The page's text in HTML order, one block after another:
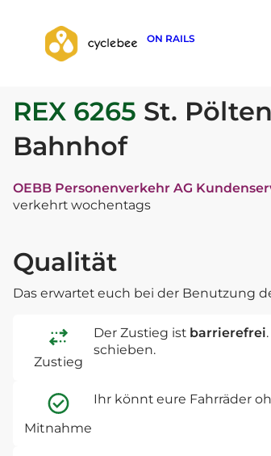
ON RAILS
zurück zur Suche
REX 6265 St.
Bahnhof
OEBB Personenverkehr AG
verkehrt wochentags
Qualität
Das erwartet euch bei der Benutzung
Zustieg
Der Zustieg ist barrierefrei
schieben.
Mitnahme
Ihr könnt eure Fahrräder